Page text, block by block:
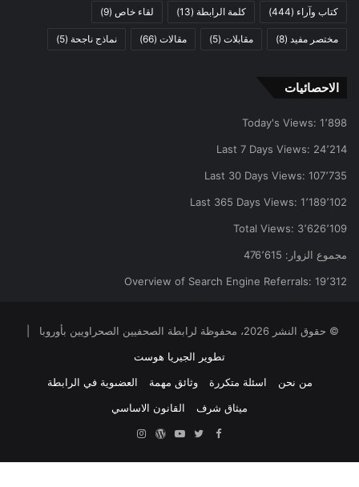
كتاب وآراء (444) كلمة الرابطة (13) لقاء خاص (9)
مختصر مفيد (8) مقابلات (5) مقالات (66) نماذج ناجحة (5)
الاحصائيات
Today's Views: 1٬898
Last 7 Days Views: 24٬214
Last 30 Days Views: 107٬735
Last 365 Days Views: 1٬189٬102
Total Views: 3٬626٬109
مجموع الزوار: 476٬615
Overview of Search Engine Referrals: 19٬312
© حقوق النشر 2026، محفوظة لرابطة الصحفيين الصحراويين بأوروبا |
تطوير الجيريا هوست
من نحن
اسئلة متكررة وثائق مهمة
العضىوية في الرابطة
ميثاق شرف
القانون الاساسي
Facebook
Twitter
YouTubeووردبريس